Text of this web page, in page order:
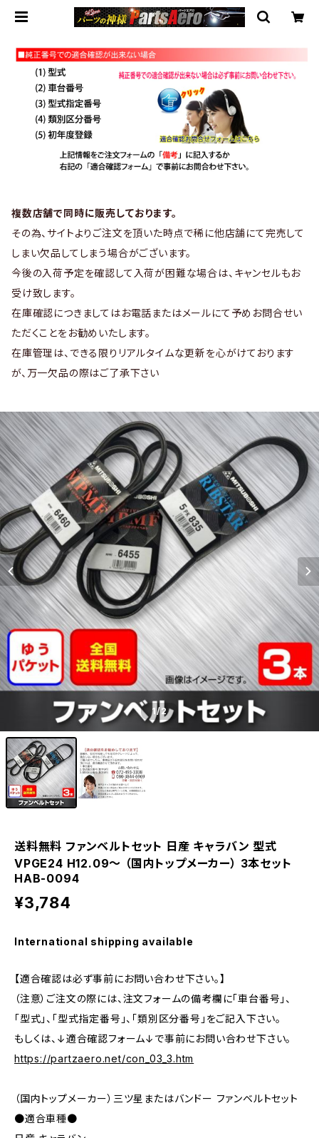
複数店舗で同時に販売しております。
その為、サイトよりご注文を頂いた時点で稀に他店舗にて完売して
しまい欠品してしまう場合がございます。
今後の入荷予定を確認して入荷が困難な場合は、キャンセルもお
受け致します。
在庫確認につきましてはお電話またはメールにて予めお問合せい
ただくことをお勧めいたします。
在庫管理は、できる限りリアルタイムな更新を心がけております
が、万一欠品の際はご了承下さい
1/2
送料無料 ファンベルトセット 日産 キャラバン 型式
VPGE24 H12.09～ （国内トップメーカー） 3本セット
HAB-0094
¥3,784
International shipping available
【適合確認は必ず事前にお問い合わせ下さい。】
（注意）ご注文の際には、注文フォームの備考欄に「車台番号」、
「型式」、「型式指定番号」、「類別区分番号」をご記入下さい。
もしくは、↓適合確認フォーム↓で事前にお問い合わせ下さい。
https://partzaero.net/con_03_3.htm
（国内トップメーカー）三ツ星またはバンドー ファンベルトセット
●適合車種●